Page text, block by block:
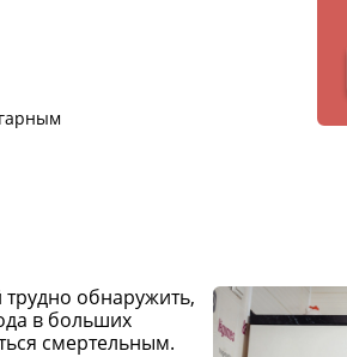
трудно обнаружить,
в больших
смертельным.